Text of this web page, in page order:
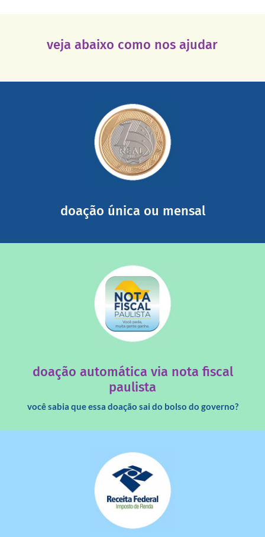
veja abaixo como nos ajudar
doação única ou mensal
mail mostrando tudo o que fizemos com a sua ajuda
somada a de outras pessoas.
saiba mais
doação automática via nota fiscal
paulista
você sabia que essa doação sai do bolso do governo?
saiba mais
imposto de renda para uma instituição e que esse
dinheiro deixa de ir para o governo?
saiba mais